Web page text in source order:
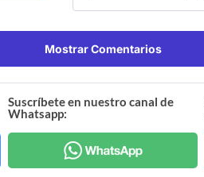
Mostrar Comentarios
Suscríbete en nuestro canal de
Whatsapp: